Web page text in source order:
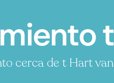
cerca de t Hart